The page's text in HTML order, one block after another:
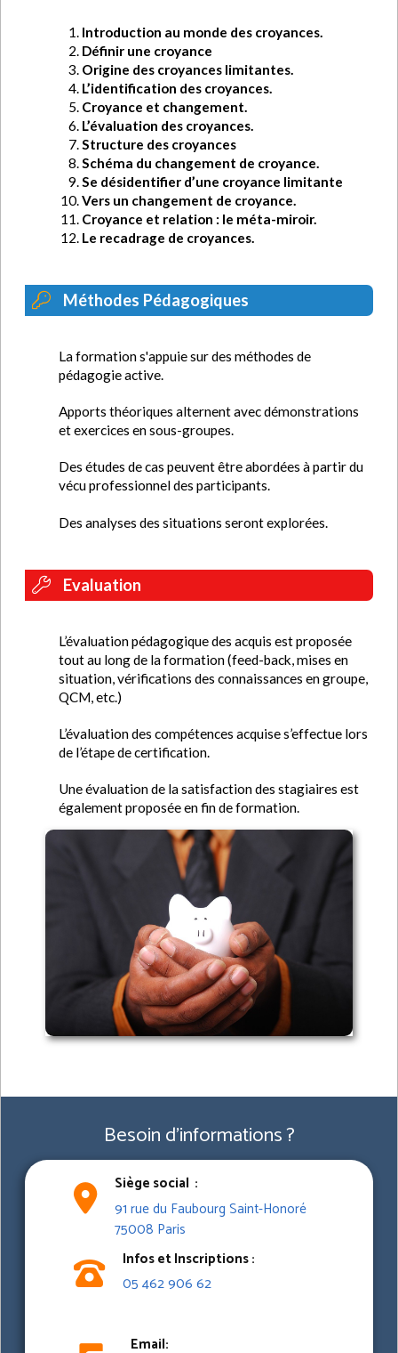
Introduction au monde des croyances.
Définir une croyance
Origine des croyances limitantes.
L’identification des croyances.
Croyance et changement.
L’évaluation des croyances.
Structure des croyances
Schéma du changement de croyance.
Se désidentifier d’une croyance limitante
Vers un changement de croyance.
Croyance et relation : le méta-miroir.
Le recadrage de croyances.
Méthodes Pédagogiques
La formation s'appuie sur des méthodes de
pédagogie active.
Apports théoriques alternent avec démonstrations
et exercices en sous-groupes.
Des études de cas peuvent être abordées à partir du
vécu professionnel des participants.
Des analyses des situations seront explorées.
Evaluation
L’évaluation pédagogique des acquis est proposée
tout au long de la formation (feed-back, mises en
situation, vérifications des connaissances en groupe,
QCM, etc.)
L’évaluation des compétences acquise s’effectue lors
de l’étape de certification.
Une évaluation de la satisfaction des stagiaires est
également proposée en fin de formation.
Besoin d'informations ?
Siège social :
91 rue du Faubourg Saint-Honoré
75008 Paris
Infos et Inscriptions :
05 462 906 62
Email: